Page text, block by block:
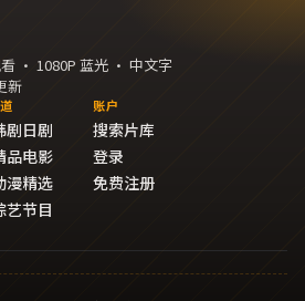
· 1080P 蓝光 · 中文字
新
剧日剧
品电影
漫精选
艺节目
账户
搜索片库
登录
免费注册